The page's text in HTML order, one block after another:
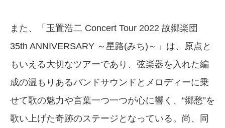
また、「玉置浩二 Concert Tour 2022 故郷楽団
35th ANNIVERSARY ～星路(みち)～」は、原点と
もいえる大切なツアーであり、弦楽器を入れた編
成の温もりあるバンドサウンドとメロディーに乗
せて歌の魅力や言葉一つ一つが心に響く、“郷愁”を
歌い上げた奇跡のステージとなっている。尚、同